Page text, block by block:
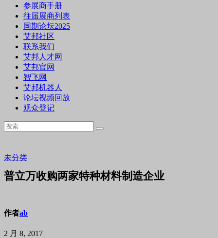
参展商手册
往届展商列表
同期论坛2025
艾邦社区
联系我们
艾邦人才网
艾邦官网
智飞网
艾邦机器人
论坛视频回放
观众登记
未分类
普立万收购两家特种材料制造企业
作者ab
2 月 8, 2017